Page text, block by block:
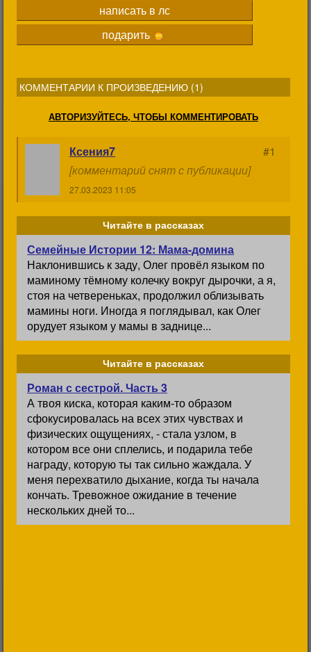
написать в лс
подарить
КОММЕНТАРИИ К ПРОИЗВЕДЕНИЮ (1)
АВТОРИЗУЙТЕСЬ, ЧТОБЫ КОММЕНТИРОВАТЬ
Ксения7
#1
[комментарий снят с публикации]
27.03.2023 11:05
Читайте в рассказах
Семейные Истории 12: Мама-домина
Наклонившись к заду, Олег провёл языком по
маминому тёмному колечку вокруг дырочки, а я,
стоя на четвереньках, продолжил облизывать
мамины ноги. Иногда я поглядывал, как Олег
орудует языком у мамы в заднице...
Читайте в рассказах
Роман с сестрой. Часть 3
А твоя киска, которая каким-то образом
сфокусировалась на всех этих чувствах и
физических ощущениях, - стала узлом, в
котором все они сплелись, и подарила тебе
награду, которую ты так сильно жаждала. У
меня перехватило дыхание, когда ты начала
кончать. Тревожное ожидание в течение
нескольких дней то...